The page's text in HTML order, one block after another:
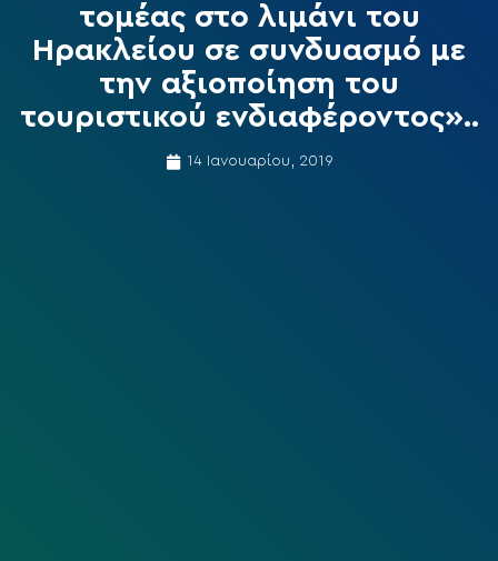
τομέας στο λιμάνι του
Ηρακλείου σε συνδυασμό με
την αξιοποίηση του
τουριστικού ενδιαφέροντος»..
14 Ιανουαρίου, 2019